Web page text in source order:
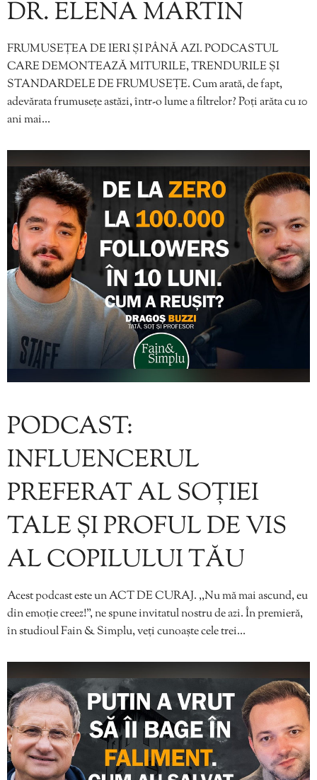
DR. ELENA MARTIN
FRUMUSEȚEA DE IERI ȘI PÂNĂ AZI. PODCASTUL
CARE DEMONTEAZĂ MITURILE, TRENDURILE ȘI
STANDARDELE DE FRUMUSEȚE. Cum arată, de fapt,
adevărata frumusețe astăzi, într-o lume a filtrelor? Poți arăta cu 10
ani mai…
PODCAST:
INFLUENCERUL
PREFERAT AL SOȚIEI
TALE ȘI PROFUL DE VIS
AL COPILULUI TĂU
Acest podcast este un ACT DE CURAJ. ,,Nu mă mai ascund, eu
din emoție creez!”, ne spune invitatul nostru de azi. În premieră,
în studioul Fain & Simplu, veți cunoaște cele trei…